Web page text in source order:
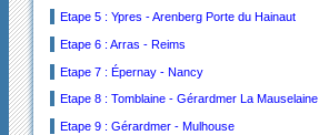
Etape 5 : Ypres - Arenberg Porte du Hainaut
Etape 6 : Arras - Reims
Etape 7 : Épernay - Nancy
Etape 8 : Tomblaine - Gérardmer La Mauselaine
Etape 9 : Gérardmer - Mulhouse